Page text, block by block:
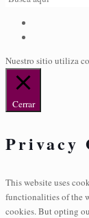
Nuestro sitio utiliza
Cerrar
Privacy
This website uses
functionalities of the
cookies. But opting